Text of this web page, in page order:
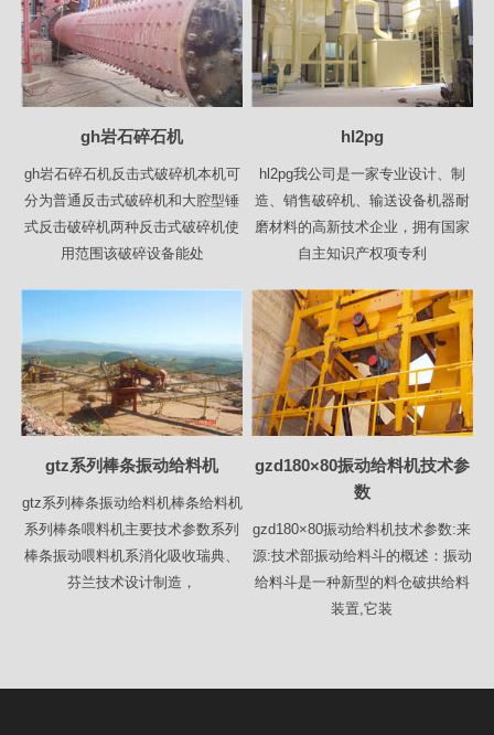
gh岩石碎石机
gh岩石碎石机反击式破碎机本机可
分为普通反击式破碎机和大腔型锤
式反击破碎机两种反击式破碎机使
用范围该破碎设备能处
hl2pg
hl2pg我公司是一家专业设计、制
造、销售破碎机、输送设备机器耐
磨材料的高新技术企业，拥有国家
自主知识产权项专利
gtz系列棒条振动给料机
gtz系列棒条振动给料机棒条给料机
系列棒条喂料机主要技术参数系列
棒条振动喂料机系消化吸收瑞典、
芬兰技术设计制造，
gzd180×80振动给料机技术参
数
gzd180×80振动给料机技术参数:来
源:技术部振动给料斗的概述：振动
给料斗是一种新型的料仓破拱给料
装置,它装